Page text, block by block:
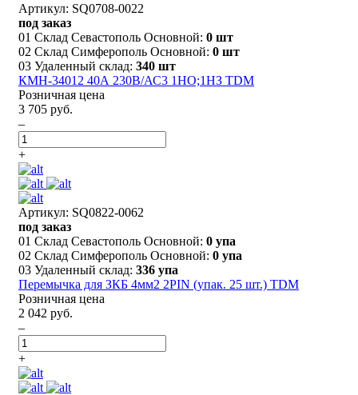
Артикул: SQ0708-0022
под заказ
01 Склад Севастополь Основной: 0 шт
02 Склад Симферополь Основной: 0 шт
03 Удаленный склад: 340 шт
КМН-34012 40А 230В/АС3 1НО;1НЗ TDM
Розничная цена
3 705 руб.
–
+
Артикул: SQ0822-0062
под заказ
01 Склад Севастополь Основной: 0 упа
02 Склад Симферополь Основной: 0 упа
03 Удаленный склад: 336 упа
Перемычка для ЗКБ 4мм2 2PIN (упак. 25 шт.) TDM
Розничная цена
2 042 руб.
–
+